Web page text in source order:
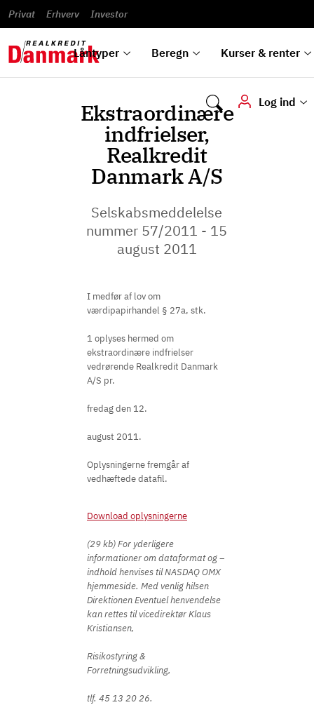
Privat Erhverv Investor
Låntyper Beregn Kurser & renter
Log ind
til bolig
Alle
låntyper
omlægning
Se alle
beregnere
Renteprognose
Bestil
kursovervågning
rentetilpasning
vilkår
Blanketter
Samarbejdspartnere
guides
hvad
vi kan
tilbyde
Ekstraordinære
indfrielser,
Realkredit
Danmark A/S
Selskabsmeddelelse
nummer 57/2011 - 15
august 2011
I medfør af lov om
værdipapirhandel § 27a, stk.
1 oplyses hermed om
ekstraordinære indfrielser
vedrørende Realkredit Danmark
A/S pr.
fredag den 12.
august 2011.
Oplysningerne fremgår af
vedhæftede datafil.
Download oplysningerne
(29 kb) For yderligere
informationer om dataformat og –
indhold henvises til NASDAQ OMX
hjemmeside. Med venlig hilsen
Direktionen Eventuel henvendelse
kan rettes til vicedirektør Klaus
Kristiansen,
Risikostyring &
Forretningsudvikling,
tlf. 45 13 20 26.